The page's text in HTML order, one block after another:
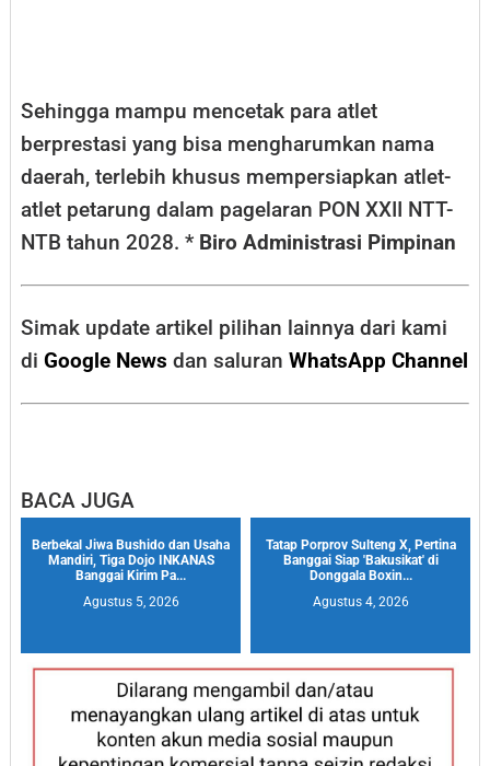
Sehingga mampu mencetak para atlet
berprestasi yang bisa mengharumkan nama
daerah, terlebih khusus mempersiapkan atlet-
atlet petarung dalam pagelaran PON XXII NTT-
NTB tahun 2028. * Biro Administrasi Pimpinan
Simak update artikel pilihan lainnya dari kami
di Google News dan saluran WhatsApp Channel
BACA JUGA
Berbekal Jiwa Bushido dan Usaha
Mandiri, Tiga Dojo INKANAS
Banggai Kirim Pa...
Agustus 5, 2026
Tatap Porprov Sulteng X, Pertina
Banggai Siap 'Bakusikat' di
Donggala Boxin...
Agustus 4, 2026